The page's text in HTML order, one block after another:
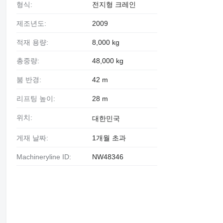
형식: 전지형 크레인
제조년도: 2009
적재 용량: 8,000 kg
총중량: 48,000 kg
붐 반경: 42 m
리프팅 높이: 28 m
위치: 대한민국
게재 날짜: 1개월 초과
Machineryline ID: NW48346